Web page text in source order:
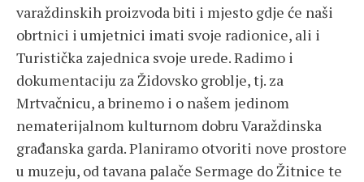
varaždinskih proizvoda biti i mjesto gdje će naši
obrtnici i umjetnici imati svoje radionice, ali i
Turistička zajednica svoje urede. Radimo i
dokumentaciju za Židovsko groblje, tj. za
Mrtvačnicu, a brinemo i o našem jedinom
nematerijalnom kulturnom dobru Varaždinska
građanska garda. Planiramo otvoriti nove prostore
u muzeju, od tavana palače Sermage do Žitnice te